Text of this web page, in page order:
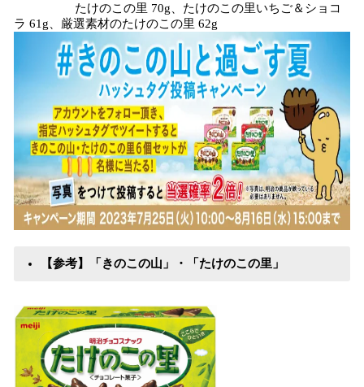
たけのこの里 70g、たけのこの里いちご＆ショコ
ラ 61g、厳選素材のたけのこの里 62g
【参考】「きのこの山」・「たけのこの里」